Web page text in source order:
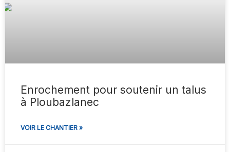
Enrochement pour soutenir un talus
à Ploubazlanec
VOIR LE CHANTIER »